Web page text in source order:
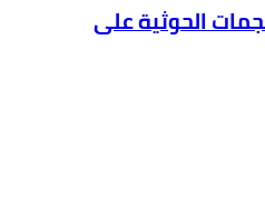
الحوثية على